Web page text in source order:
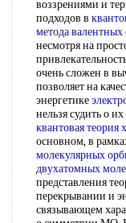
воззрениями и
подходов в
метода валентных
несмотря на
очень сложен в
позволяет на
энергетике
нельзя судить о
квантовая теория
основном, в
молекулярных
двухатомных
представления
перекрывании и
связывающем